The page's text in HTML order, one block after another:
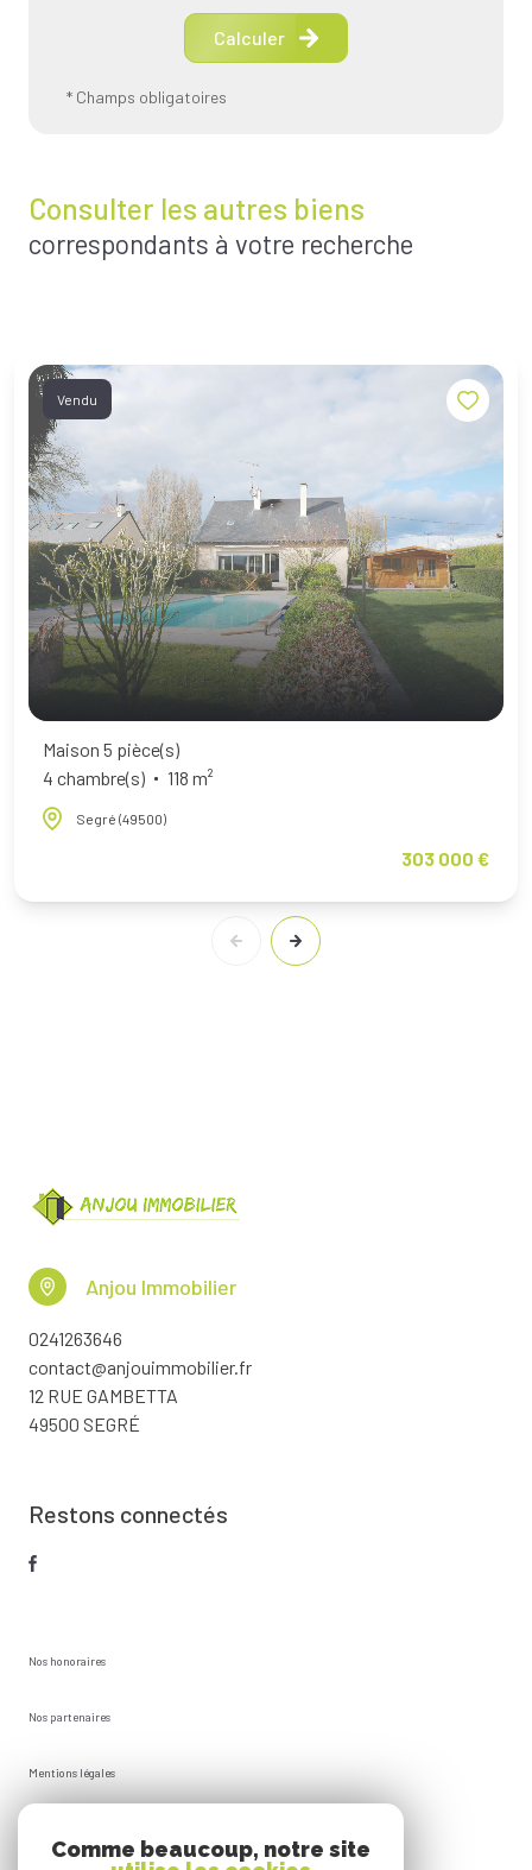
Calculer
* Champs obligatoires
Consulter les autres biens
correspondants à votre recherche
Vendu
Maison 5 pièce(s)
4 chambre(s)
118 m²
Segré (49500)
303 000 €
Anjou Immobilier
0241263646
contact@anjouimmobilier.fr
12 RUE GAMBETTA
49500 SEGRÉ
Restons connectés
Nos honoraires
Nos partenaires
Mentions légales
Comme beaucoup, notre site